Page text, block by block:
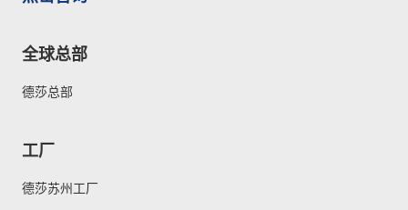
全球总部
德莎总部
工厂
德莎苏州工厂